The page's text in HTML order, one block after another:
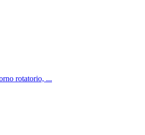
rotatorio, ...